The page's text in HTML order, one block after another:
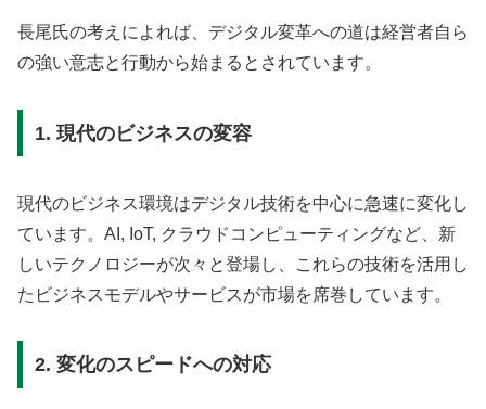
長尾氏の考えによれば、デジタル変革への道は経営者自ら
の強い意志と行動から始まるとされています。
1. 現代のビジネスの変容
現代のビジネス環境はデジタル技術を中心に急速に変化し
ています。AI, IoT, クラウドコンピューティングなど、新
しいテクノロジーが次々と登場し、これらの技術を活用し
たビジネスモデルやサービスが市場を席巻しています。
2. 変化のスピードへの対応